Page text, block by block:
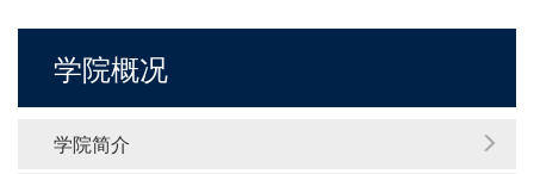
学院概况
学院简介